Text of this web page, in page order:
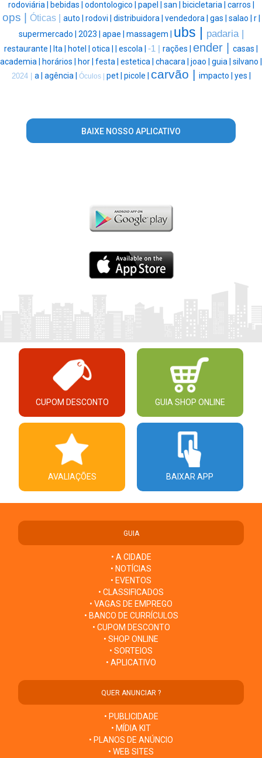
rodoviária | bebidas | odontologico | papel | san | bicicletaria | carros |
ops | Óticas | auto | rodovi | distribuidora | vendedora | gas | salao | r |
supermercado | 2023 | apae | massagem | ubs | padaria |
restaurante | lta | hotel | otica | | escola | -1 | rações | ender | casas |
academia | horários | hor | festa | estetica | chacara | joao | guia | silvano |
2024 | a | agência | Óculos | pet | picole | carvão | impacto | yes |
BAIXE NOSSO APLICATIVO
CUPOM DESCONTO GUIA SHOP ONLINE
AVALIAÇÕES BAIXAR APP
GUIA
• A CIDADE
• NOTÍCIAS
• EVENTOS
• CLASSIFICADOS
• VAGAS DE EMPREGO
• BANCO DE CURRÍCULOS
• CUPOM DESCONTO
• SHOP ONLINE
• SORTEIOS
• APLICATIVO
QUER ANUNCIAR ?
• PUBLICIDADE
• MÍDIA KIT
• PLANOS DE ANÚNCIO
• WEB SITES